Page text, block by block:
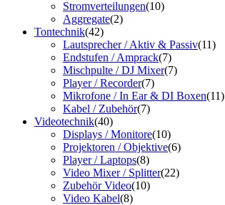
Stromverteilungen(10)
Aggregate(2)
Tontechnik(42)
Lautsprecher / Aktiv & Passiv(11)
Endstufen / Amprack(7)
Mischpulte / DJ Mixer(7)
Player / Recorder(7)
Mikrofone / In Ear & DI Boxen(11)
Kabel / Zubehör(7)
Videotechnik(40)
Displays / Monitore(10)
Projektoren / Objektive(6)
Player / Laptops(8)
Video Mixer / Splitter(22)
Zubehör Video(10)
Video Kabel(8)